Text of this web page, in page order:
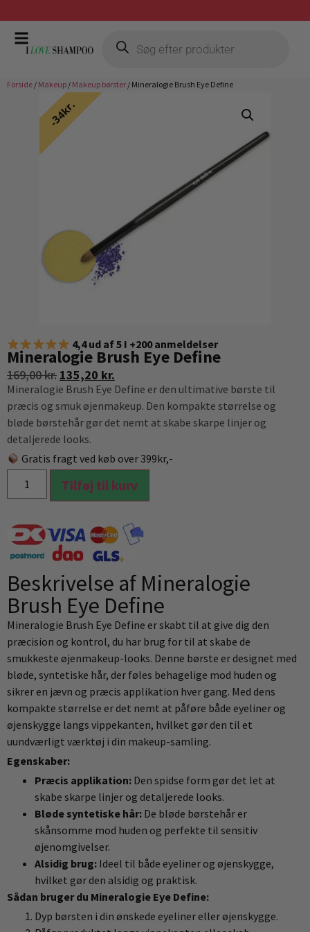
Prismatch mod billigste forhandler
Forside / Makeup / Makeup børster / Mineralogie Brush Eye Define
4,4 ud af 5 I +200 anmeldelser
Mineralogie Brush Eye Define
169,00kr. 135,20 kr.
Mineralogie Brush Eye Define er den ultimative børste til
præcis og smuk øjenmakeup. Den kompakte størrelse og
bløde børstehår gør det nemt at skabe skarpe linjer og
detaljerede looks.
Gratis fragt ved køb over 399kr,-
Tilføj til kurv
Beskrivelse af Mineralogie
Brush Eye Define
Mineralogie Brush Eye Define er skabt til at give dig den
præcision og kontrol, du har brug for til at skabe de
smukkeste øjenmakeup-looks. Denne børste er designet med
bløde, syntetiske hår, der føles behagelige mod huden og
sikrer en jævn og præcis applikation hver gang. Med dens
kompakte størrelse er det nemt at påføre både eyeliner og
øjenskygge langs vippekanten, hvilket gør den til et
uundværligt værktøj i din makeup-samling.
Egenskaber:
Præcis applikation: Den spidse form gør det let at
skabe skarpe linjer og detaljerede looks.
Bløde syntetiske hår: De bløde børstehår er
skånsomme mod huden og perfekte til sensitiv
øjenomgivelser.
Alsidig brug: Ideel til både eyeliner og øjenskygge,
hvilket gør den alsidig og praktisk.
Sådan bruger du Mineralogie Eye Define:
Dyp børsten i din ønskede eyeliner eller øjenskygge.
34kr.